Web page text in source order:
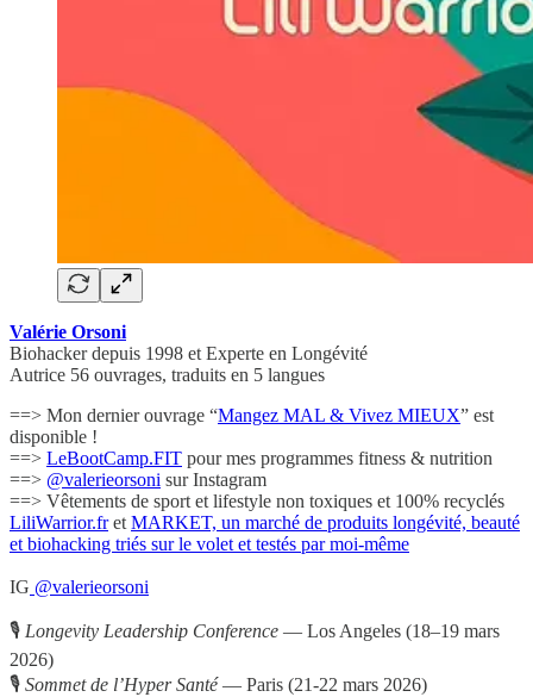
Valérie Orsoni
Biohacker depuis 1998 et Experte en Longévité
Autrice 56 ouvrages, traduits en 5 langues
==> Mon dernier ouvrage “Mangez MAL & Vivez MIEUX” est
disponible !
==> LeBootCamp.FIT pour mes programmes fitness & nutrition
==> @valerieorsoni sur Instagram
==> Vêtements de sport et lifestyle non toxiques et 100% recyclés
LiliWarrior.fret MARKET, un marché de produits longévité, beauté
et biohacking triés sur le volet et testés par moi-même
IG @valerieorsoni
🎙 Longevity Leadership Conference — Los Angeles (18–19 mars
2026)
🎙 Sommet de l’Hyper Santé— Paris (21-22 mars 2026)